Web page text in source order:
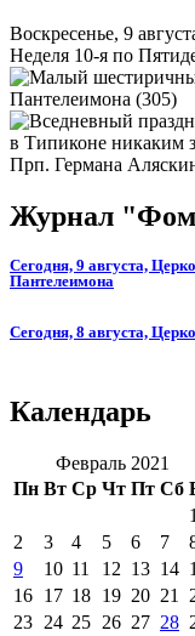
Воскресенье, 9
Неделя 10-я по
Пантелеимона (305)
Прп. Германа
Журнал
Сегодня, 9 августа,
Пантелеимона
Сегодня, 8 августа,
Календарь
Февраль 2021
Пн Вт Ср Чт Пт Сб
1
2
3 4 5 6 7
9
10 11 12 13 14
16 17 18 19 20 21
23 24 25 26 27 28